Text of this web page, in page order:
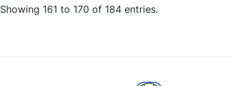
Showing 161 to 170 of 184 entries.